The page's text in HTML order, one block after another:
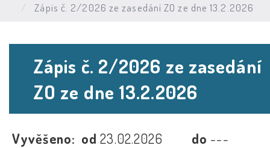
Zápis č. 2/2026 ze zasedání ZO ze dne 13.2.2026
Zápis č. 2/2026 ze zasedání
ZO ze dne 13.2.2026
Vyvěšeno: od23.02.2026 do ---